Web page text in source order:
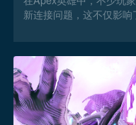
新连接问题，这不仅影